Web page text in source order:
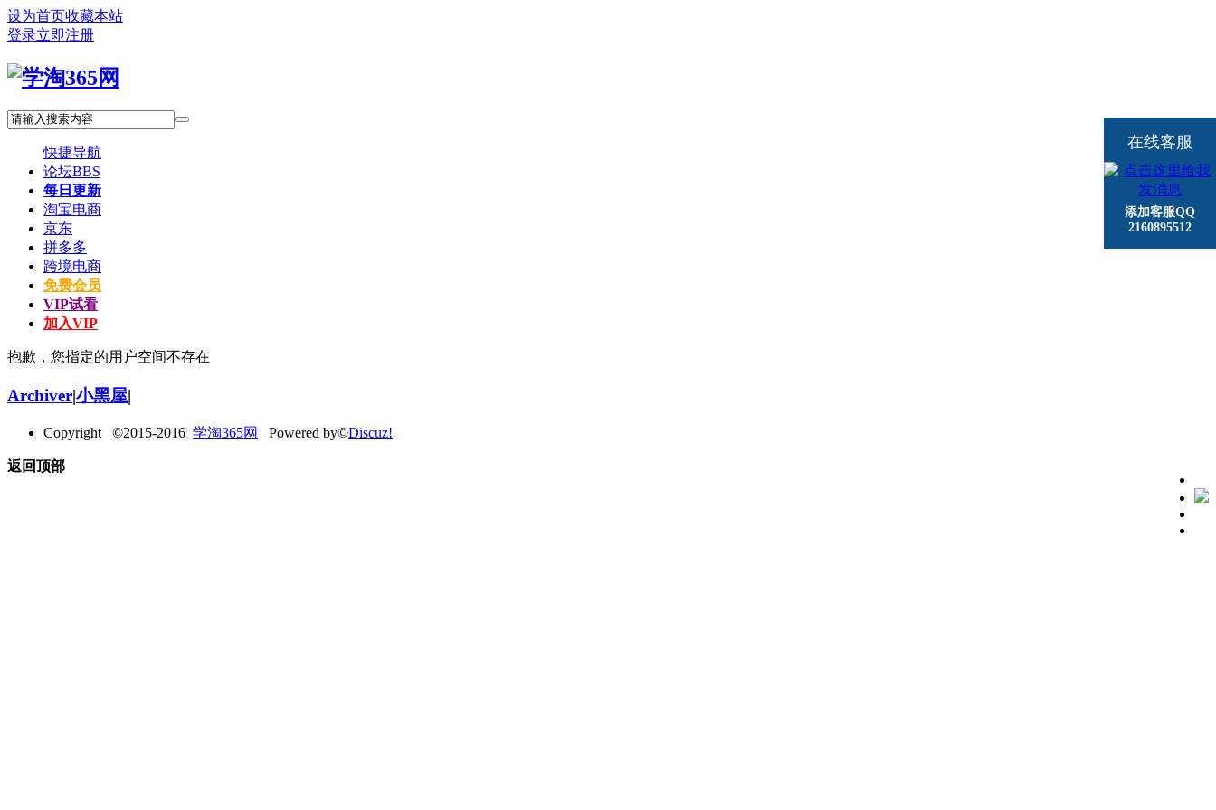
设为首页收藏本站
登录立即注册
快捷导航
论坛BBS
每日更新
淘宝电商
京东
拼多多
跨境电商
免费会员
VIP试看
加入VIP
抱歉，您指定的用户空间不存在
在线客服
添加客服QQ
2160895512
Archiver|小黑屋|
Copyright ©2015-2016 学淘365网 Powered by©Discuz!
返回顶部